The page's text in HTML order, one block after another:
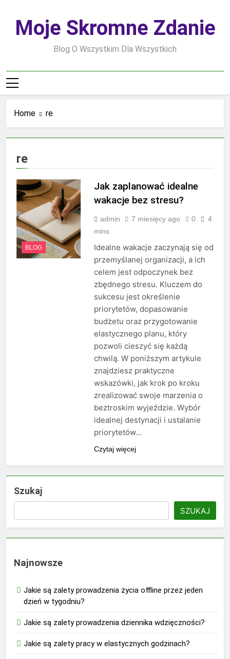
contentMoje Skromne Zdanie
Blog O Wszystkim Dla Wszystkich
Home re
re
BLOG
Jak zaplanować idealne
wakacje bez stresu?
admin 7 miesięcy ago 0
4
mins
Idealne wakacje zaczynają się od
przemyślanej organizacji, a ich
celem jest odpoczynek bez
zbędnego stresu. Kluczem do
sukcesu jest określenie
priorytetów, dopasowanie
budżetu oraz przygotowanie
elastycznego planu, który
pozwoli cieszyć się każdą
chwilą. W poniższym artykule
znajdziesz praktyczne
wskazówki, jak krok po kroku
zrealizować swoje marzenia o
beztroskim wyjeździe. Wybór
idealnej destynacji i ustalanie
priorytetów…
Czytaj więcej
Szukaj
SZUKAJ
Najnowsze
Jakie są zalety prowadzenia życia offline przez jeden
dzień w tygodniu?
Jakie są zalety prowadzenia dziennika wdzięczności?
Jakie są zalety pracy w elastycznych godzinach?